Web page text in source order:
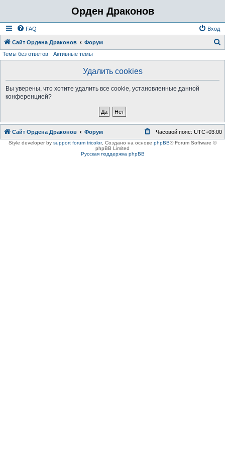
Орден Драконов
FAQ Вход
Сайт Ордена Драконов Форум
Темы без ответов Активные темы
Удалить cookies
Вы уверены, что хотите удалить все cookie, установленные данной
конференцией?
Сайт Ордена Драконов Форум Часовой пояс: UTC+03:00
Style developer by support forum tricolor, Создано на основе phpBB® Forum Software ©
phpBB Limited
Русская поддержка phpBB